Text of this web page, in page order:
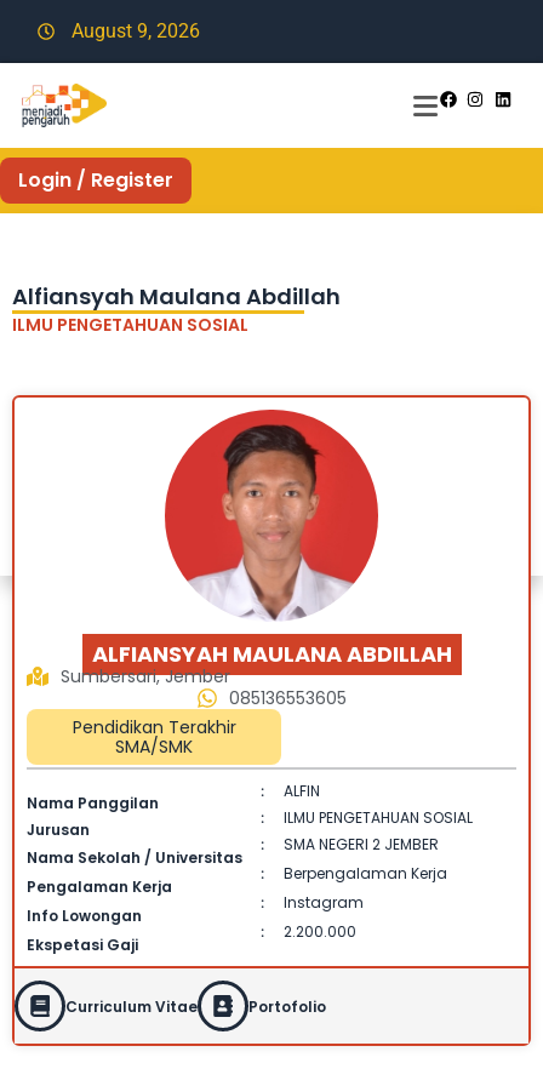
August 9, 2026
Login / Register
Alfiansyah Maulana Abdillah
ILMU PENGETAHUAN SOSIAL
ALFIANSYAH MAULANA ABDILLAH
Pendidikan Terakhir
SMA/SMK
085136553605
Sumbersari, Jember
Nama Panggilan
:
ALFIN
Jurusan
:
ILMU PENGETAHUAN SOSIAL
Nama Sekolah / Universitas
: SMA NEGERI 2 JEMBER
Pengalaman Kerja
: Berpengalaman Kerja
Info Lowongan
: Instagram
Ekspetasi Gaji
: 2.200.000
Curriculum Vitae Portofolio